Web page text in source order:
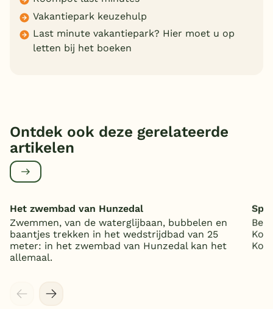
Vakantiepark keuzehulp
Last minute vakantiepark? Hier moet u op
letten bij het boeken
Ontdek ook deze gerelateerde
artikelen
Het zwembad van Hunzedal
Zwemmen, van de waterglijbaan, bubbelen en
baantjes trekken in het wedstrijdbad van 25
meter: in het zwembad van Hunzedal kan het
allemaal.